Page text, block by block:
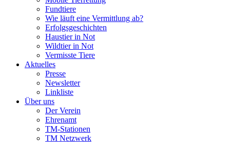
Fundtiere
Wie läuft eine Vermittlung ab?
Erfolgsgeschichten
Haustier in Not
Wildtier in Not
Vermisste Tiere
Aktuelles
Presse
Newsletter
Linkliste
Über uns
Der Verein
Ehrenamt
TM-Stationen
TM Netzwerk